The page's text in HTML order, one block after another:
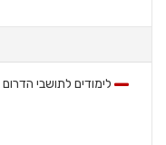
לימודים לתושבי